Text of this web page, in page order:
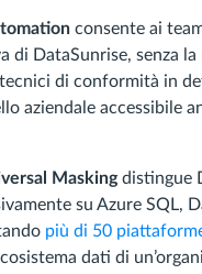
consente ai
di DataSunrise, senza
di conformità in
aziendale accessibile
Maskingdistingue
su Azure SQL,
più di 50
dati di